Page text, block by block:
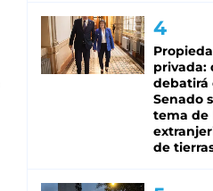
privada:
debatirá
Senado
tema de
de